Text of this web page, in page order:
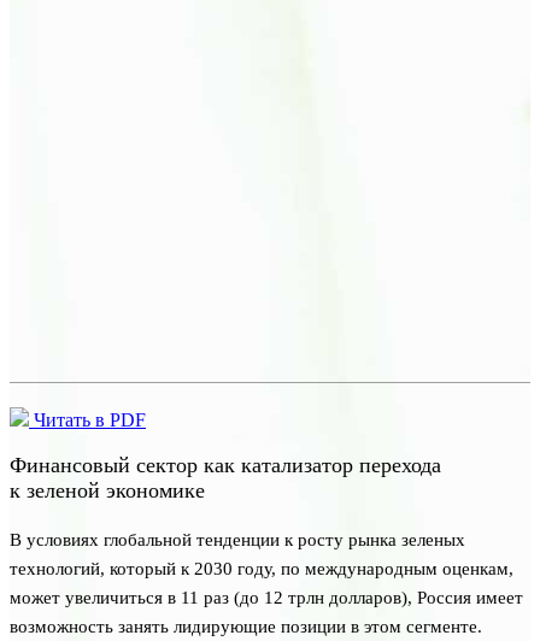
Читать в PDF
Финансовый сектор как катализатор перехода
к зеленой экономике
В условиях глобальной тенденции к росту рынка зеленых
технологий, который к 2030 году, по международным оценкам,
может увеличиться в 11 раз (до 12 трлн долларов), Россия имеет
возможность занять лидирующие позиции в этом сегменте.